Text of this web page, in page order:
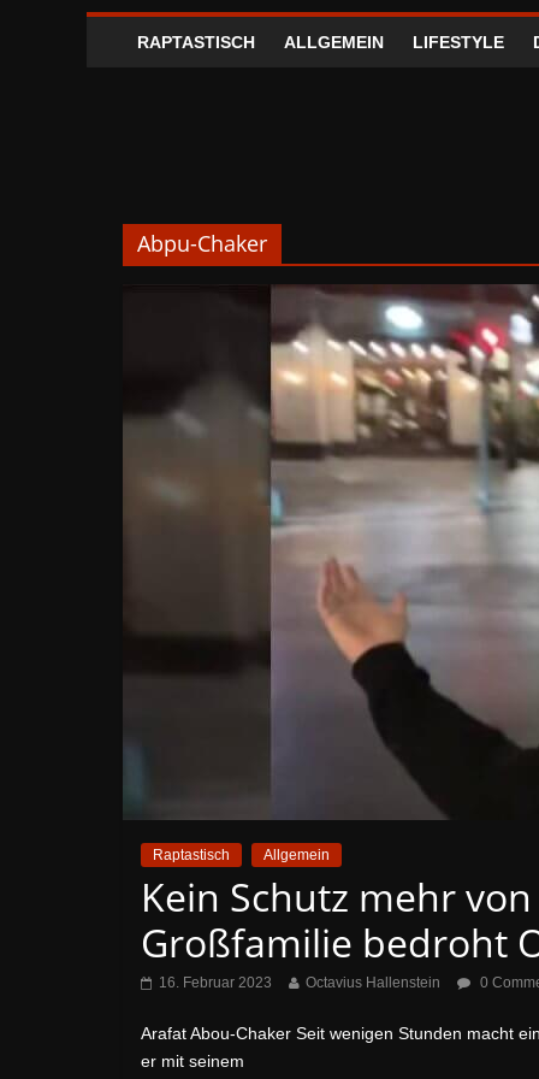
RAPTASTISCH ALLGEMEIN LIFESTYLE
Abpu-Chaker
Raptastisch Allgemein
Kein Schutz mehr
Großfamilie bedroht
16. Februar 2023 Octavius Hallenstein 0
Arafat Abou-Chaker Seit wenigen Stunden macht
er mit seinem